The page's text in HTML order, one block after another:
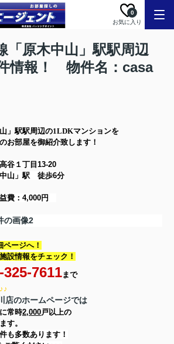
お気に入り
0
「原木中山」駅駅周辺
情報！ 物件名：casa
」駅駅周辺の1LDKマンションを
お部屋を御紹介致します！
谷１丁目13-20
山」駅 徒歩6分
費： 4,000円
ージへ！
設情報をチェック！
325-7611まで
♪♪
店のホームページでは
常時2,000戸以上の
す。
も多数あります！